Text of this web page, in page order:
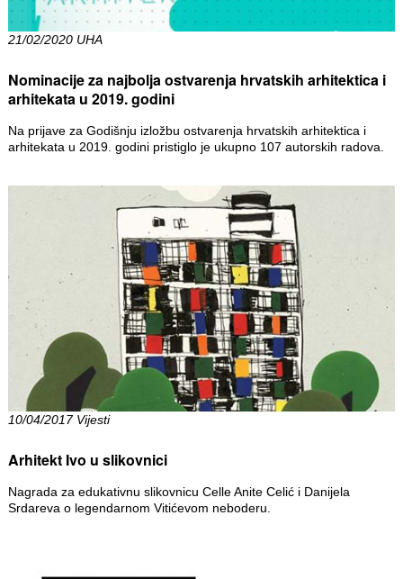
21/02/2020 UHA
Nominacije za najbolja ostvarenja hrvatskih arhitektica i
arhitekata u 2019. godini
Na prijave za Godišnju izložbu ostvarenja hrvatskih arhitektica i
arhitekata u 2019. godini pristiglo je ukupno 107 autorskih radova.
10/04/2017 Vijesti
Arhitekt Ivo u slikovnici
Nagrada za edukativnu slikovnicu Celle Anite Celić i Danijela
Srdareva o legendarnom Vitićevom neboderu.